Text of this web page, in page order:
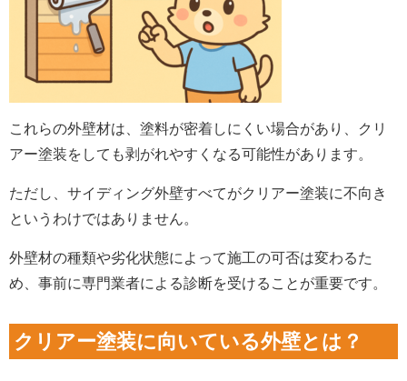
これらの外壁材は、塗料が密着しにくい場合があり、クリ
アー塗装をしても剥がれやすくなる可能性があります。
ただし、サイディング外壁すべてがクリアー塗装に不向き
というわけではありません。
外壁材の種類や劣化状態によって施工の可否は変わるた
め、事前に専門業者による診断を受けることが重要です。
クリアー塗装に向いている外壁とは？